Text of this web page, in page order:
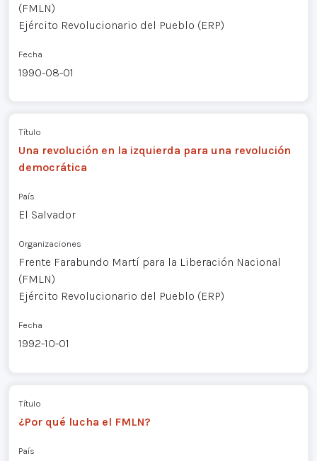
(FMLN)
Ejército Revolucionario del Pueblo (ERP)
Fecha
1990-08-01
Título
Una revolución en la izquierda para una revolución
democrática
País
El Salvador
Organizaciones
Frente Farabundo Martí para la Liberación Nacional
(FMLN)
Ejército Revolucionario del Pueblo (ERP)
Fecha
1992-10-01
Título
¿Por qué lucha el FMLN?
País